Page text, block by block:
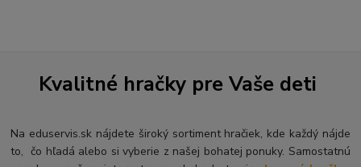
Kvalitné hračky pre Vaše deti
Na eduservis.sk nájdete široký sortiment hračiek, kde každý nájde
to, čo hľadá alebo si vyberie z našej bohatej ponuky. Samostatnú